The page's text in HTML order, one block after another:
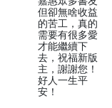
但卻無啥收益
的苦工，真的
需要有很多愛
才能繼續下
去，祝福新版
主，謝謝您！
好人一生平
安！